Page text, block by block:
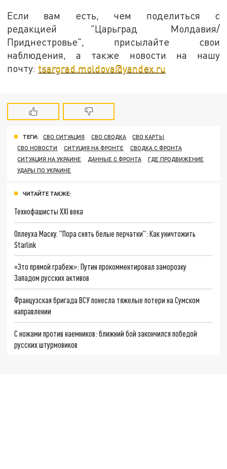
Если вам есть, чем поделиться с
редакцией "Царьград Молдавия/
Приднестровье", присылайте свои
наблюдения, а также новости на нашу
почту: tsargrad.moldova@yandex.ru
ТЕГИ: СВО СИТУАЦИЯ СВО СВОДКА
СВО КАРТЫ
СВО НОВОСТИ
СИТУЦИЯ НА ФРОНТЕ
СВОДКА С ФРОНТА
СИТУАЦИЯ НА УКРАИНЕ
ДАННЫЕ С ФРОНТА
ГДЕ ПРОДВИЖЕНИЕ
УДАРЫ ПО УКРАИНЕ
ЧИТАЙТЕ ТАКЖЕ:
Технофашисты XXI века
Оплеуха Маску. "Пора снять белые перчатки": Как уничтожить
Starlink
«Это прямой грабеж»: Путин прокомментировал заморозку
Западом русских активов
Французская бригада ВСУ понесла тяжелые потери на Сумском
направлении
С ножами против наемников: ближний бой закончился победой
русских штурмовиков